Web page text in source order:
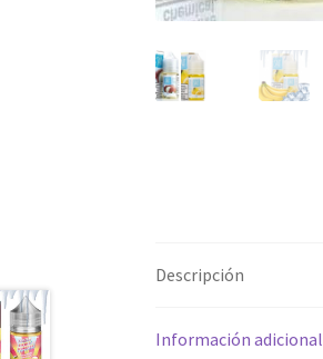
Descripción
Información adicional